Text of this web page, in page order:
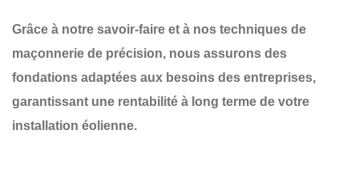
Grâce à notre savoir-faire et à nos techniques de
maçonnerie de précision, nous assurons des
fondations adaptées aux besoins des entreprises,
garantissant une rentabilité à long terme de votre
installation éolienne.